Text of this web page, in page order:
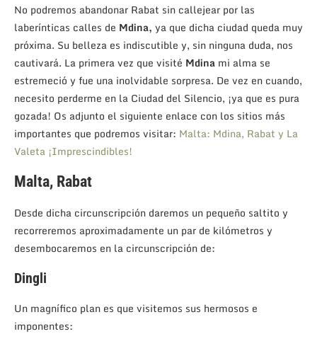
No podremos abandonar Rabat sin callejear por las
laberínticas calles de Mdina, ya que dicha ciudad queda muy
próxima. Su belleza es indiscutible y, sin ninguna duda, nos
cautivará. La primera vez que visité Mdina mi alma se
estremeció y fue una inolvidable sorpresa. De vez en cuando,
necesito perderme en la Ciudad del Silencio, ¡ya que es pura
gozada! Os adjunto el siguiente enlace con los sitios más
importantes que podremos visitar: Malta: Mdina, Rabat y La
Valeta ¡Imprescindibles!
Malta, Rabat
Desde dicha circunscripción daremos un pequeño saltito y
recorreremos aproximadamente un par de kilómetros y
desembocaremos en la circunscripción de:
Dingli
Un magnífico plan es que visitemos sus hermosos e
imponentes: